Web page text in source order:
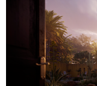
Columns
ムービー
Movies